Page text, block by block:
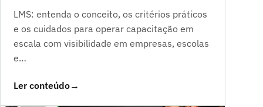
LMS: entenda o conceito, os critérios práticos
e os cuidados para operar capacitação em
escala com visibilidade em empresas, escolas
e…
Ler conteúdo→